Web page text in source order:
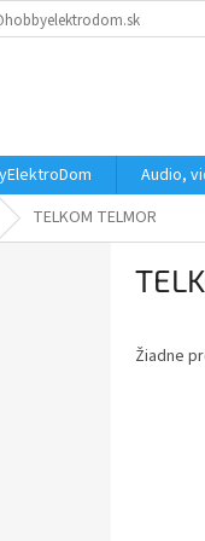
Audio,
TELKOM TELMOR
Žiadne